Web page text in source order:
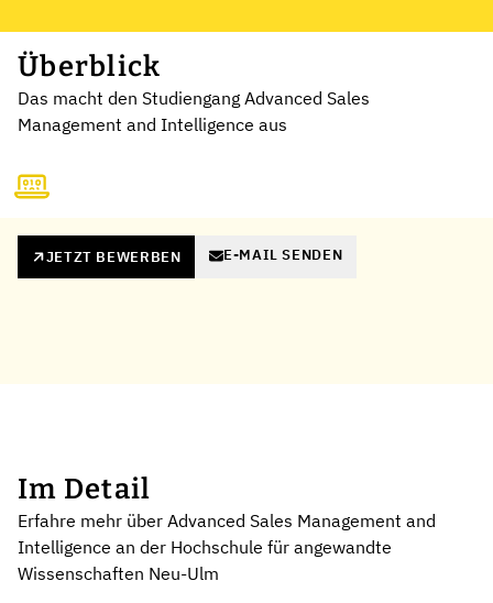
Überblick
Das macht den Studiengang Advanced Sales
Management and Intelligence aus
JETZT BEWERBEN E-MAIL SENDEN
Im Detail
Erfahre mehr über Advanced Sales Management and
Intelligence an der Hochschule für angewandte
Wissenschaften Neu-Ulm